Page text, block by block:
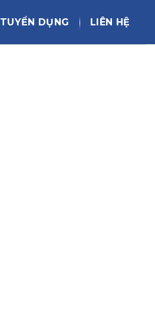
TUYỂN DỤNG LIÊN HỆ